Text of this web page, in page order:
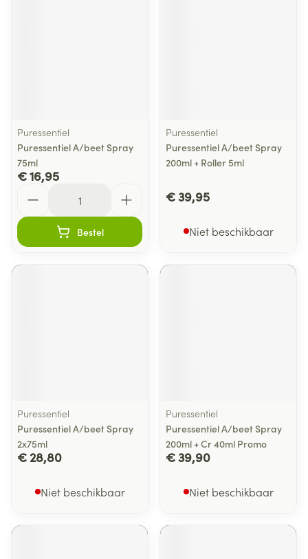
Puressentiel
Puressentiel A/beet Spray
75ml
€ 16,95
Bestel
Puressentiel
Puressentiel A/beet Spray
200ml + Roller 5ml
€ 39,95
Niet beschikbaar
Puressentiel
Puressentiel A/beet Spray
2x75ml
€ 28,80
Niet beschikbaar
Puressentiel
Puressentiel A/beet Spray
200ml + Cr 40ml Promo
€ 39,90
Niet beschikbaar